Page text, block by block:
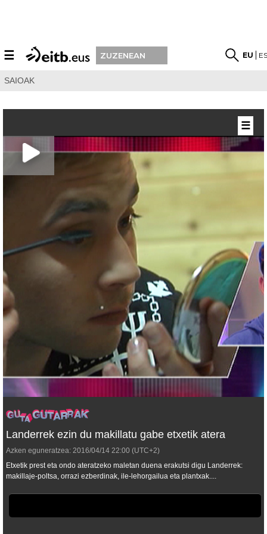
☰ ZUZENEAN EU
SAIOAK
Landerrek ezin du makillatu gabe etxetik atera
Azken eguneratzea: 2016/04/14 22:00 (UTC+2)
Etxetik prest eta ondo ateratzeko maletan duena erakutsi digu Landerrek:
makillaje-poltsa, orrazi ezberdinak, ile-lehorgailua eta plantxak....
☰